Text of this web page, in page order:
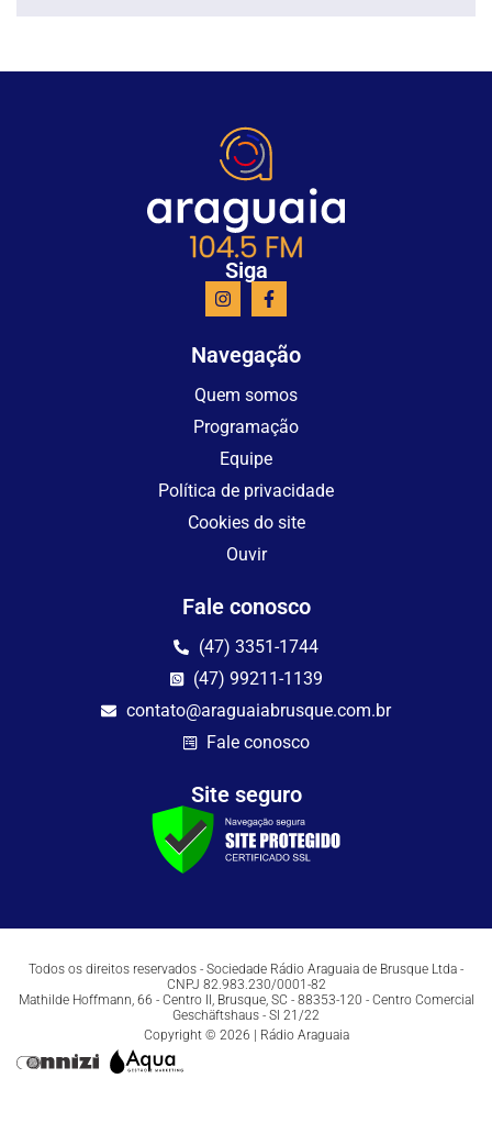
Siga
Navegação
Quem somos
Programação
Equipe
Política de privacidade
Cookies do site
Ouvir
Fale conosco
(47) 3351-1744
(47) 99211-1139
contato@araguaiabrusque.com.br
Fale conosco
Site seguro
Todos os direitos reservados - Sociedade Rádio Araguaia de Brusque Ltda -
CNPJ 82.983.230/0001-82
Mathilde Hoffmann, 66 - Centro II, Brusque, SC - 88353-120 - Centro Comercial
Geschäftshaus - Sl 21/22
Copyright © 2026 | Rádio Araguaia